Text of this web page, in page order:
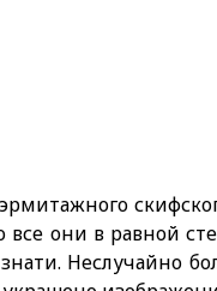
они в равной
Неслучайно